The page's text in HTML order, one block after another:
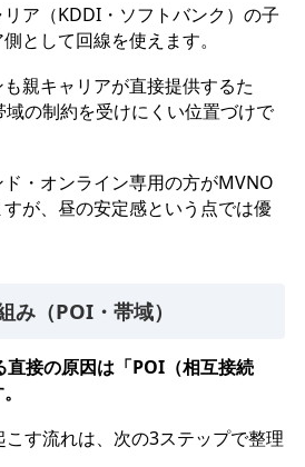
ア（KDDI・ソフトバンク）の子
として回線を使えます。
親キャリアが直接提供するた
の制約を受けにくい位置づけで
・オンライン専用の方がMVNO
が、昼の安定感という点では優
み（POI・帯域）
接の原因は「POI（相互接続
す流れは、次の3ステップで整理